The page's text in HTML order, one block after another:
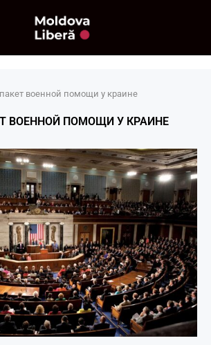
пакет военной помощи у краине
ВОЕННОЙ ПОМОЩИ У КРАИНЕ